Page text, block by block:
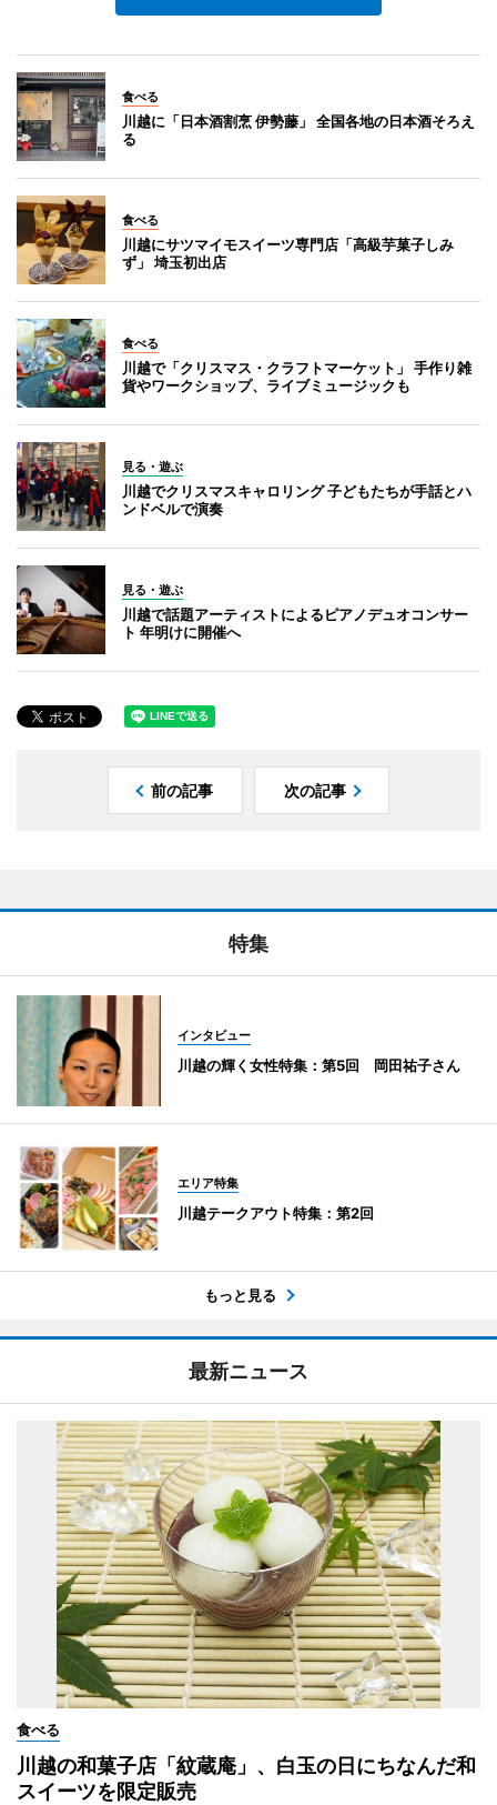
食べる
川越に「日本酒割烹 伊勢藤」 全国各地の日本酒そろえ
る
食べる
川越にサツマイモスイーツ専門店「高級芋菓子しみ
ず」 埼玉初出店
食べる
川越で「クリスマス・クラフトマーケット」 手作り雑
貨やワークショップ、ライブミュージックも
見る・遊ぶ
川越でクリスマスキャロリング 子どもたちが手話とハ
ンドベルで演奏
見る・遊ぶ
川越で話題アーティストによるピアノデュオコンサー
ト 年明けに開催へ
前の記事 次の記事
特集
インタビュー
川越の輝く女性特集：第5回 岡田祐子さん
エリア特集
川越テークアウト特集：第2回
もっと見る
最新ニュース
食べる
川越の和菓子店「紋蔵庵」、白玉の日にちなんだ和
スイーツを限定販売